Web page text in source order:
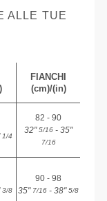
ALLE TUE
FIANCHI
(cm)/(in)
1/4
82 - 90
32"5/16 - 35"
7/16
3/8
90 - 98
35"7/16 - 38"5/8